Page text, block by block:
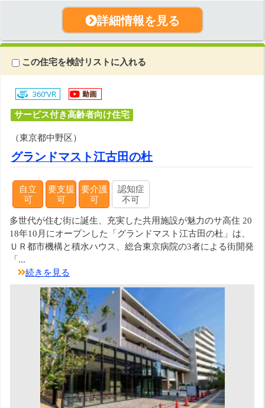
詳細情報を見る
この住宅を検討リストに入れる
サービス付き高齢者向け住宅
（東京都中野区）
グランドマスト江古田の杜
自立
可
要支援
可
要介護
可
認知症
不可
多世代が住む街に誕生、充実した共用施設が魅力のサ高住 20
18年10月にオープンした「グランドマスト江古田の杜」は、
ＵＲ都市機構と積水ハウス、総合東京病院の3者による街開発
「...
続きを見る